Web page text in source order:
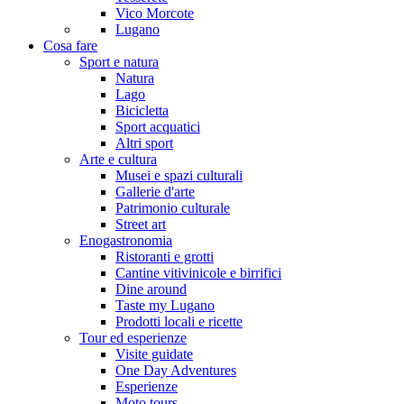
Vico Morcote
Lugano
Cosa fare
Sport e natura
Natura
Lago
Bicicletta
Sport acquatici
Altri sport
Arte e cultura
Musei e spazi culturali
Gallerie d'arte
Patrimonio culturale
Street art
Enogastronomia
Ristoranti e grotti
Cantine vitivinicole e birrifici
Dine around
Taste my Lugano
Prodotti locali e ricette
Tour ed esperienze
Visite guidate
One Day Adventures
Esperienze